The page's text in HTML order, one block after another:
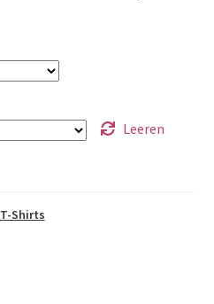
Leeren
T-Shirts